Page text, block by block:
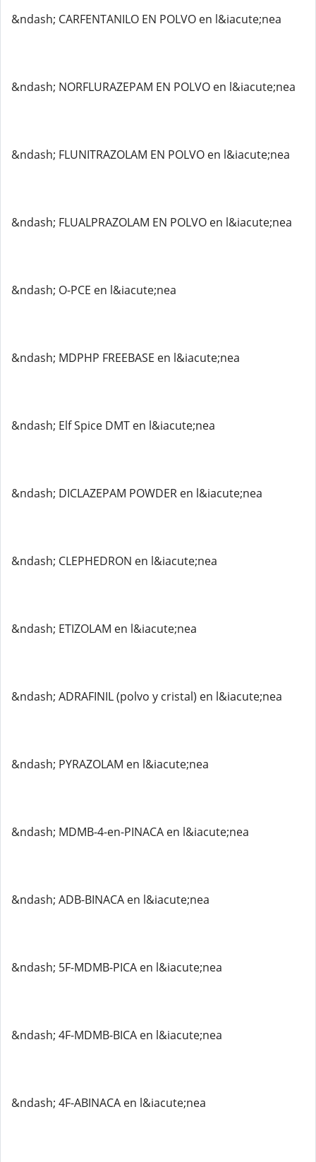
&ndash; CARFENTANILO EN POLVO en l&iacute;nea
&ndash; NORFLURAZEPAM EN POLVO en l&iacute;nea
&ndash; FLUNITRAZOLAM EN POLVO en l&iacute;nea
&ndash; FLUALPRAZOLAM EN POLVO en l&iacute;nea
&ndash; O-PCE en l&iacute;nea
&ndash; MDPHP FREEBASE en l&iacute;nea
&ndash; Elf Spice DMT en l&iacute;nea
&ndash; DICLAZEPAM POWDER en l&iacute;nea
&ndash; CLEPHEDRON en l&iacute;nea
&ndash; ETIZOLAM en l&iacute;nea
&ndash; ADRAFINIL (polvo y cristal) en l&iacute;nea
&ndash; PYRAZOLAM en l&iacute;nea
&ndash; MDMB-4-en-PINACA en l&iacute;nea
&ndash; ADB-BINACA en l&iacute;nea
&ndash; 5F-MDMB-PICA en l&iacute;nea
&ndash; 4F-MDMB-BICA en l&iacute;nea
&ndash; 4F-ABINACA en l&iacute;nea